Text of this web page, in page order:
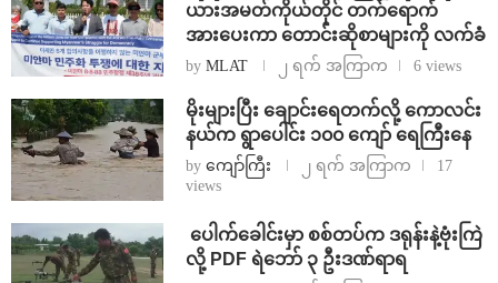
ယားအမတ်ကိုယ်တိုင် တက်ရောက်
အားပေးကာ တောင်းဆိုစာများကို လက်ခံ
by MLAT ၂ ရက် အကြာက 6 views
⁨မိုးများပြီး ချောင်းရေတက်လို့ ကောလင်း
နယ်က ရွာပေါင်း ၁၀၀ ကျော် ရေကြီးနေ
by ကျော်ကြီး ၂ ရက် အကြာက
17
views
⁩ ⁨ပေါက်ခေါင်းမှာ စစ်တပ်က ဒရုန်းနဲ့ဗုံးကြဲ
လို့ PDF ရဲဘော် ၃ ဦးဒဏ်ရာရ